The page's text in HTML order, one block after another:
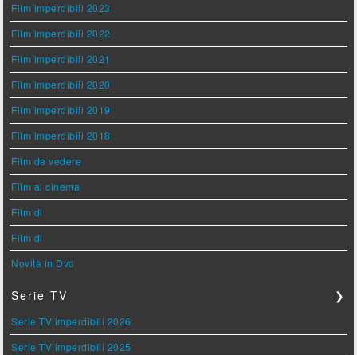
Film imperdibili 2023
Film imperdibili 2022
Film imperdibili 2021
Film imperdibili 2020
Film imperdibili 2019
Film imperdibili 2018
Film da vedere
Film al cinema
Film di
Film di
Novità in Dvd
Serie TV ❯
Serie TV imperdibili 2026
Serie TV imperdibili 2025